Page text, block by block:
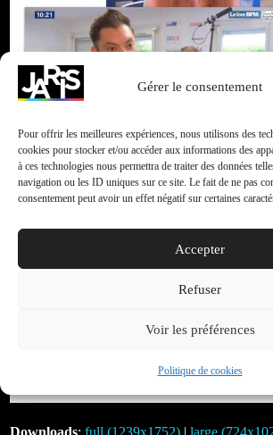
Gérer le consentement
Pour offrir les meilleures expériences, nous utilisons des
cookies pour stocker et/ou accéder aux informations des
à ces technologies nous permettra de traiter des données
navigation ou les ID uniques sur ce site. Le fait de ne pas
consentement peut avoir un effet négatif sur certaines
Accepter
Refuser
Voir les préférences
Politique de cookies
Downloads:full (1239x1752) |large